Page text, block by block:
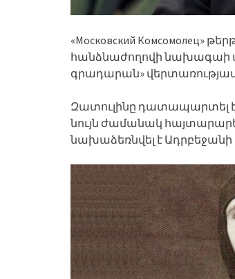
«Московский Комсомолец»
հանձնաժողովի նախագաի
գրադարան»
Զատուլինը դատապարտել
նույն ժամանակ
նախաձեռնվել է Ադրբեջանի